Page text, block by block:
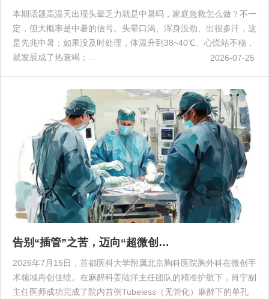
2026-07-25
本期话题高温天出现头晕乏力就是中暑吗，家庭急救怎么做？不一
定，但大概率是中暑的信号。头晕口渴、浑身没劲、出很多汗，这
是先兆中暑；如果没及时处理，体温升到38~40℃、心慌站不稳，
就发展成了热衰竭；…
告别“插管”之苦，迈向“超微创…
2026年7月15日，首都医科大学附属北京胸科医院胸外科在微创手
术领域再创佳绩。在麻醉科姜陆洋主任团队的精准护航下，肖宁副
主任医师成功完成了院内首例Tubeless（无管化）麻醉下的单孔